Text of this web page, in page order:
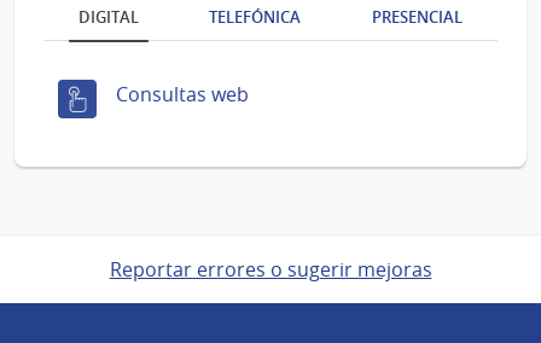
DIGITAL TELEFÓNICA PRESENCIAL
Consultas web
Reportar errores o sugerir mejoras